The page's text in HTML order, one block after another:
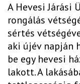
A Hevesi Járási
rongálás
sértés
aki újév
be egy hevesi
lakott. A